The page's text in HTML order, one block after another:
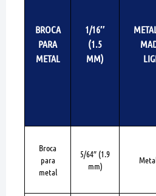
BROCA
PARA
METAL
1/16″
(1.5
MM)
Broca
para
metal
5/64″ (1.9
mm)